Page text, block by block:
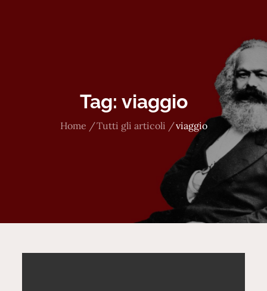
Tag: viaggio
Home Tutti gli articoli viaggio